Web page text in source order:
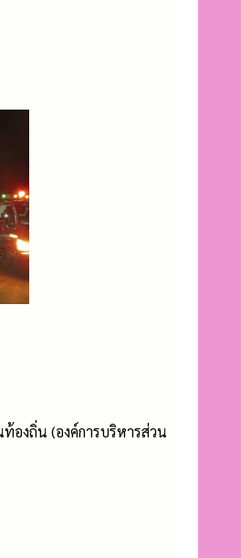
องถิ่น (องค์การบริหารส่วน